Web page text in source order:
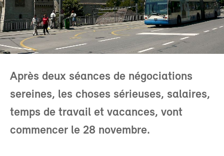
Après deux séances de négociations
sereines, les choses sérieuses, salaires,
temps de travail et vacances, vont
commencer le 28 novembre.